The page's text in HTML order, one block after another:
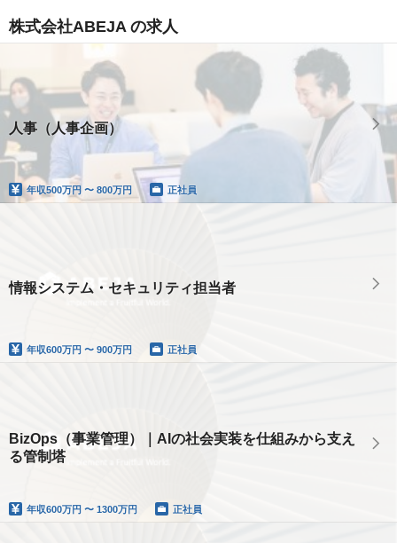
株式会社ABEJA の求人
人事（人事企画）
年収500万円 〜 800万円 正社員
情報システム・セキュリティ担当者
年収600万円 〜 900万円 正社員
BizOps（事業管理）｜AIの社会実装を仕組みから支え
る管制塔
年収600万円 〜 1300万円 正社員